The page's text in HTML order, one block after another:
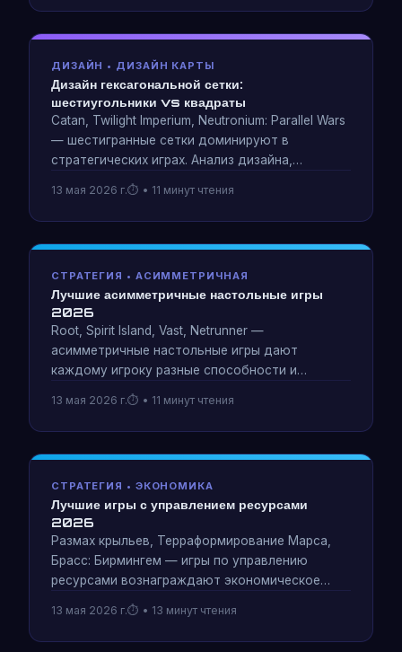
летних до профессиональных геймеров.
ДИЗАЙН • ДИЗАЙН КАРТЫ
Дизайн гексагональной сетки:
шестиугольники vs квадраты
Catan, Twilight Imperium, Neutronium: Parallel Wars
— шестигранные сетки доминируют в
стратегических играх. Анализ дизайна,
обеспечивают лучшее движение, смежность и
разнообразие карты, чем квадратные сетки.
13 мая 2026 г. • 11 минут чтения
СТРАТЕГИЯ • АСИММЕТРИЧНАЯ
Лучшие асимметричные настольные игры
2026
Root, Spirit Island, Vast, Netrunner —
асимметричные настольные игры дают
каждому игроку разные способности и
асимметрию создавать глубину и
несправедливый дисбаланс.
13 мая 2026 г. • 11 минут чтения
СТРАТЕГИЯ • ЭКОНОМИКА
Лучшие игры с управлением ресурсами
2026
Размах крыльев, Терраформирование Марса,
Брасс: Бирмингем — игры по управлению
ресурсами вознаграждают экономическое
Включает анализ систем экспоненциального
масштабирования и проектирование
13 мая 2026 г. • 13 минут чтения